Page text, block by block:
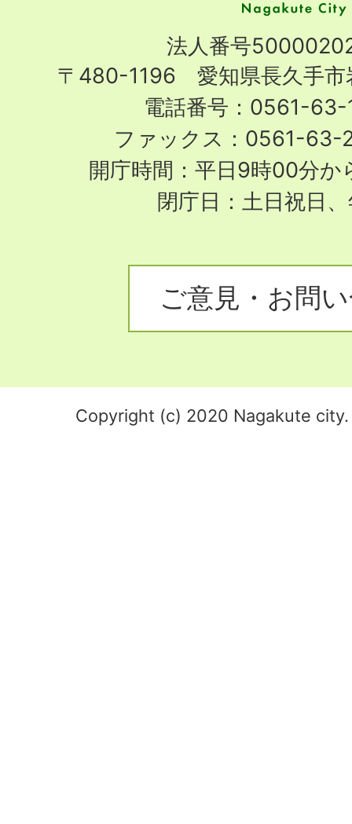
City
法人番号
〒480-1196 愛知県長久手市
電話番号：0561-63-
ファックス：0561-63-
開庁時間：平日9時00分
閉庁日：土日祝日
ご意見・お問
Copyright (c) 2020 Nagakute